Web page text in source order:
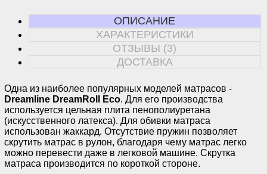
ОПИСАНИЕ
ХАРАКТЕРИСТИКИ
ОТЗЫВЫ (3)
ДОСТАВКА
Одна из наиболее популярных моделей матрасов -
Dreamline DreamRoll Eco. Для его производства
используется цельная плита пенополиуретана
(искусственного латекса). Для обивки матраса
использован жаккард. Отсутствие пружин позволяет
скрутить матрас в рулон, благодаря чему матрас легко
можно перевести даже в легковой машине. Скрутка
матраса производится по короткой стороне.